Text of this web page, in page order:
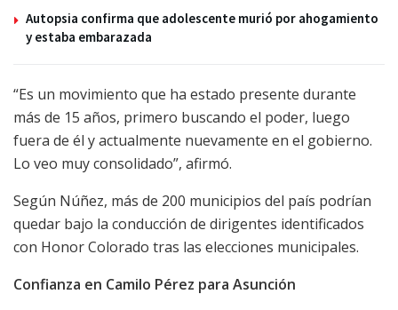
Autopsia confirma que adolescente murió por ahogamiento
y estaba embarazada
“Es un movimiento que ha estado presente durante
más de 15 años, primero buscando el poder, luego
fuera de él y actualmente nuevamente en el gobierno.
Lo veo muy consolidado”, afirmó.
Según Núñez, más de 200 municipios del país podrían
quedar bajo la conducción de dirigentes identificados
con Honor Colorado tras las elecciones municipales.
Confianza en Camilo Pérez para Asunción